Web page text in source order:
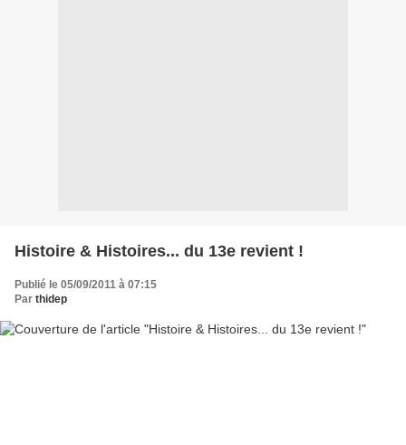
Histoire & Histoires... du 13e revient !
Publié le 05/09/2011 à 07:15
Par thidep